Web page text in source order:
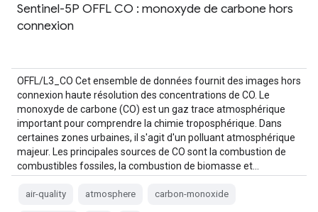
Sentinel-5P OFFL CO : monoxyde de carbone hors
connexion
OFFL/L3_CO Cet ensemble de données fournit des images hors
connexion haute résolution des concentrations de CO. Le
monoxyde de carbone (CO) est un gaz trace atmosphérique
important pour comprendre la chimie troposphérique. Dans
certaines zones urbaines, il s'agit d'un polluant atmosphérique
majeur. Les principales sources de CO sont la combustion de
combustibles fossiles, la combustion de biomasse et…
air-quality atmosphere carbon-monoxide